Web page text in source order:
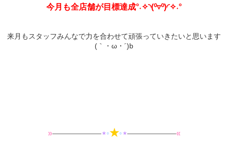
今月も全店舗が目標達成°˖✧◝(⁰▿⁰)◜✧˖°
来月もスタッフみんなで力を合わせて頑張っていきたいと思います
(｀・ω・´)b
»——————⋆◦★◦⋆——————«